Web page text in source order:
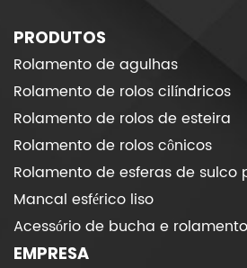
PRODUTOS
Rolamento de agulhas
Rolamento de rolos cilíndricos
Rolamento de rolos de esteira
Rolamento de rolos cônicos
Rolamento de esferas de sulco
Mancal esférico liso
Acessório de bucha e rolamento
EMPRESA